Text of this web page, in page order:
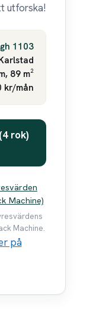
utforska!
1103
89 m²
kr/mån
rok)
Machine)
Machine.
på